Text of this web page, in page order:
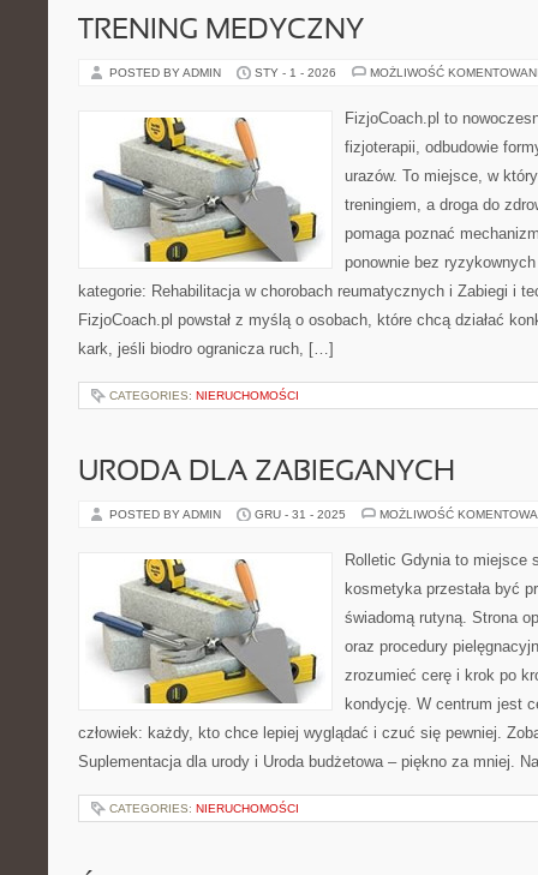
TRENING MEDYCZNY
POSTED BY ADMIN STY - 1 - 2026 MOŻLIWOŚĆ
FizjoCoach.pl to
fizjoterapii, odbudowie
urazów. To miejsce, w
treningiem, a droga do
pomaga poznać
ponownie bez
kategorie: Rehabilitacja w chorobach reumatycznych i Zabiegi i
FizjoCoach.pl powstał z myślą o osobach, które chcą działać
kark, jeśli biodro ogranicza ruch, […]
CATEGORIES: NIERUCHOMOŚCI
URODA DLA ZABIEGANYCH
POSTED BY ADMIN GRU - 31 - 2025 MOŻLIWOŚĆ
Rolletic Gdynia to miejsce
kosmetyka przestała być
świadomą rutyną. Strona
oraz procedury
zrozumieć cerę i krok po
kondycję. W centrum jest
człowiek: każdy, kto chce lepiej wyglądać i czuć się pewniej.
Suplementacja dla urody i Uroda budżetowa – piękno za mniej.
CATEGORIES: NIERUCHOMOŚCI